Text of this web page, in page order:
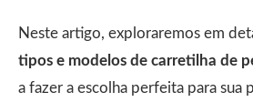
Neste artigo, exploraremos em
tipos e modelos de carretilha de
a fazer a escolha perfeita para sua